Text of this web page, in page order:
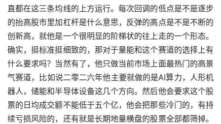
直都在这三条均线的上方运行。每次回调的低点是不是逐步
的抬高股市里加杠杆是什么意思，反弹的高点是不是不断的
创新高，就他是一个很明显的阶梯状的往上走的一个形态。
确实，挺标准挺细致的，那对于量能和这个赛道的选择上有
什么要求吗？当然有了，他只做当前市场上面最热门的高景
气赛道，比如说二零二六年他主要就做的是AI算力，人形机
器人，储能和半导体设备这几个方向。然后他会要求这个股
票的日均成交额不能低于五个亿，他会把那些冷门的，有持
续亏损风险的，还有就是长期地量横盘的股票全部都筛掉。